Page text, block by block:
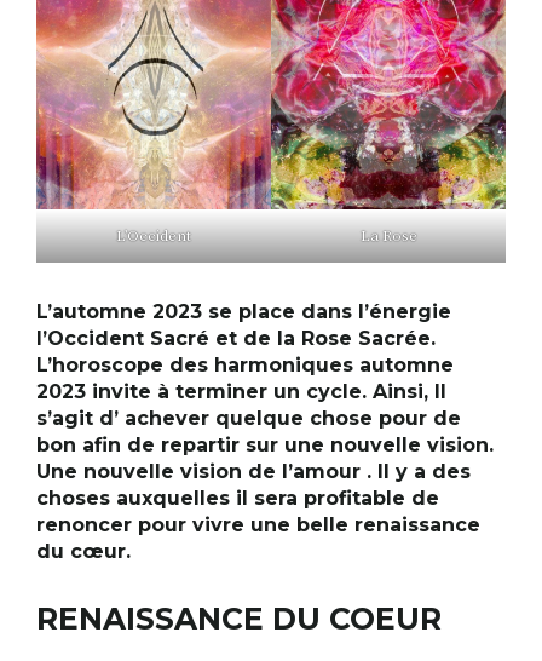
L’Occident La Rose
L’automne 2023 se place dans l’énergie
l’Occident Sacré et de la Rose Sacrée.
L’horoscope des harmoniques automne
2023 invite à terminer un cycle. Ainsi, Il
s’agit d’ achever quelque chose pour de
bon afin de repartir sur une nouvelle vision.
Une nouvelle vision de l’amour . Il y a des
choses auxquelles il sera profitable de
renoncer pour vivre une belle renaissance
du cœur.
RENAISSANCE DU COEUR